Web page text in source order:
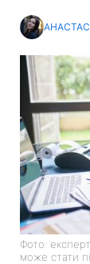
Фото:
може стати